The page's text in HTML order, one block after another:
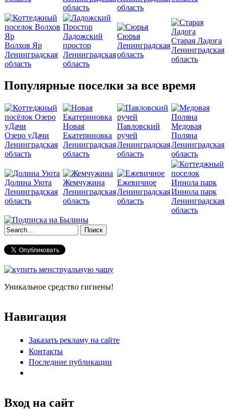
область
область
Волхов Яр
Ленинградская
область
Ладожский
простор
Ленинградская
область
Сюрья
Ленинградская
область
Старая Ладога
Ленинградская
область
Популярные поселки за все время
Озеро уДачи
Ленинградская
область
Новая
Екатериновка
Ленинградская
область
Павловский
ручей
Ленинградская
область
Медовая
Поляна
Ленинградская
область
Долина Уюта
Ленинградская
область
Жемчужина
Ленинградская
область
Ежевичное
Ленинградская
область
Иннола парк
Ленинградская
область
Форма поиска
Уникальное средство гигиены!
Навигация
Заказать рекламу на сайте
Контакты
Последние публикации
Вход на сайт